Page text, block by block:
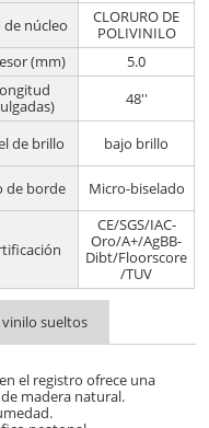
de núcleo
CLORURO DE
POLIVINILO
(mm)
5.0
48''
de brillo
bajo brillo
de borde Micro-biselado
CE/SGS/IAC-
Oro/A+/AgBB-
Dibt/Floorscore
/TUV
sueltos
el registro ofrece una
madera natural.